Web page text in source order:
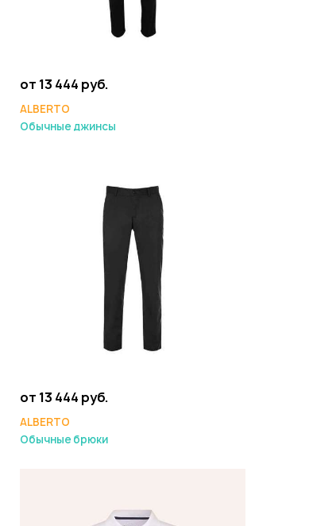
от 13 444 руб.
ALBERTO
Обычные джинсы
от 13 444 руб.
ALBERTO
Обычные брюки